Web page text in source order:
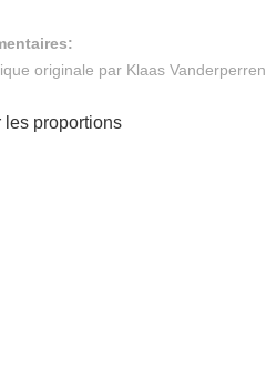
originale par Klaas Vanderperren.
les proportions